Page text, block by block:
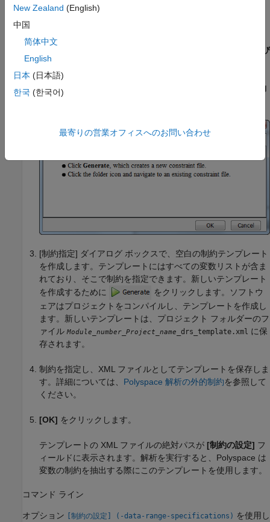
制約テンプレートの作成
ユーザー インターフェイス (デスクトップ製品のみ)
[入力および
スタブ]
[制約の設定]
[制約
[制約指定] ダイアログ ボックスで、空白の制約テンプレート
を作成します。テンプレートにはすべての変数リストが含ま
れており、そこで制約を指定できます。新しいテンプレート
を作成するために
をクリックします。ソフトウ
ェアはプロジェクトをコンパイルし、テンプレートを作成し
ます。新しいテンプレートは、プロジェクト フォルダーのフ
ァイルModule_number Project_name _drs_template.xml に保
存されます。
制約を指定し、XML ファイルとしてテンプレートを保存しま
す。詳細については、 Polyspace 解析の外的制約を参照して
ください。
[OK] をクリックします。
テンプレートの XML ファイルの絶対パスが [制約の設定] フ
ィールドに表示されます。解析を実行すると、Polyspace は
変数の制約を抽出する際にこのテンプレートを使用します。
コマンド ライン
オプション [制約の設定] (-data-range-specifications) を使用し
New Zealand (English)
中国
简体中文
English
日本 (日本語)
한국 (한국어)
最寄りの営業オフィスへのお問い合わせ